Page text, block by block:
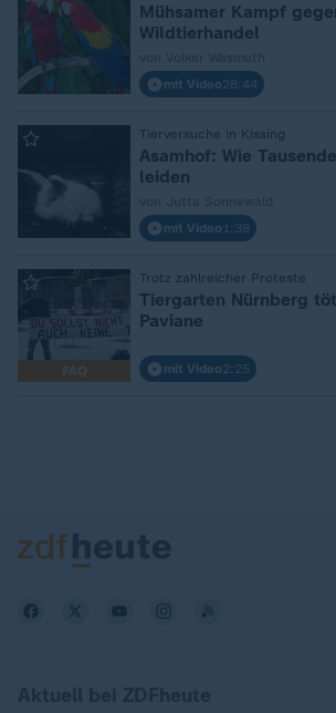
Mühsamer Kampf
Wildtierhandel
mit Video28:44
Tierversuche in Kissing
Asamhof: Wie
leiden
mit Video 1:39
FAQ
Trotz zahlreicher Proteste
Tiergarten Nürnberg
Paviane
mit Video2:25